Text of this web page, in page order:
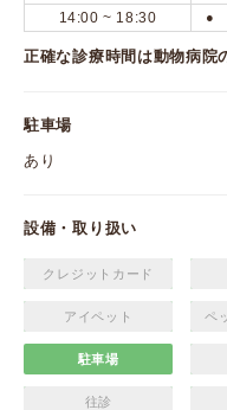
14:00 ~ 18:30 ●
正確な診療時間は動物病院
駐車場
あり
設備・取り扱い
クレジットカード
アイペット ペ
駐車場
往診